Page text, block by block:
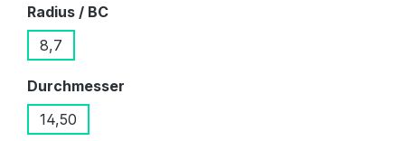
Radius / BCauswählen
8,7
Durchmesser
14,50